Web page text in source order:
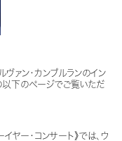
ァン・カンブルランのイン
以下のページでご覧いただ
ヤー・コンサート》では、ウ